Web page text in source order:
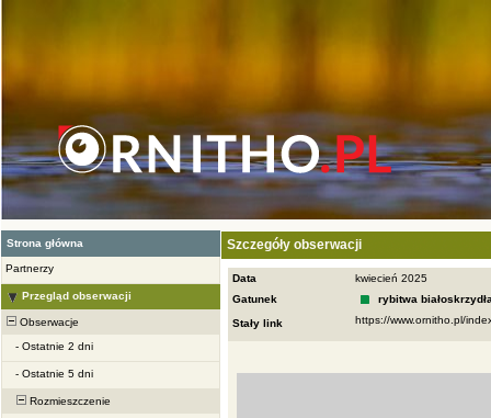
Strona główna
Partnerzy
Przegląd obserwacji
Obserwacje
- Ostatnie 2 dni
- Ostatnie 5 dni
Rozmieszczenie
Szczegóły obserwacji
Data
kwiecień 2025
Gatunek
rybitwa
Stały link